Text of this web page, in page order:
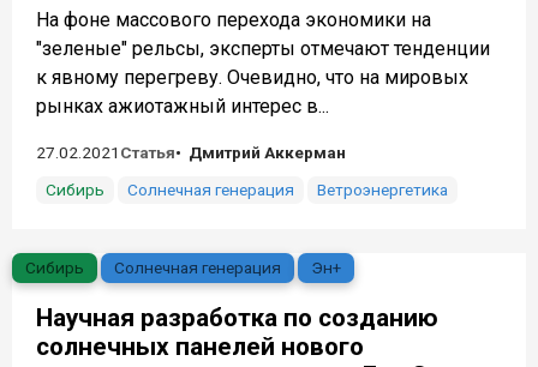
На фоне массового перехода экономики на
"зеленые" рельсы, эксперты отмечают тенденции
к явному перегреву. Очевидно, что на мировых
рынках ажиотажный интерес в...
27.02.2021 Статья
Дмитрий Аккерман
Сибирь
Солнечная генерация Ветроэнергетика
Сибирь Солнечная генерация Эн+
Научная разработка по созданию
солнечных панелей нового